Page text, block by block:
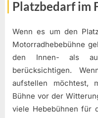
Platzbedarf im
Wenn es um den
Motorradhebebühne
den Innen- als
berücksichtigen.
aufstellen möchtest,
Bühne vor der
viele Hebebühnen für